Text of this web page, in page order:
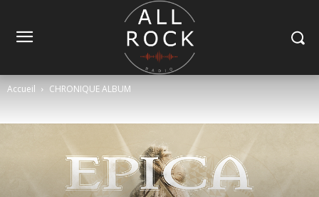
Accueil CHRONIQUE ALBUM